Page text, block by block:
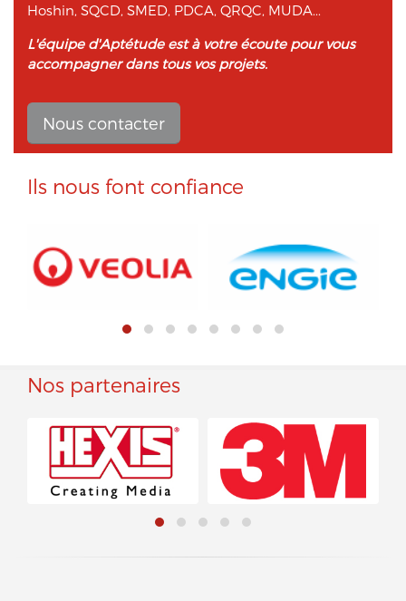
Hoshin, SQCD, SMED, PDCA, QRQC, MUDA...
L'équipe d'Aptétude est à votre écoute pour vous
accompagner dans tous vos projets.
Nous contacter
Ils nous font confiance
Nos partenaires